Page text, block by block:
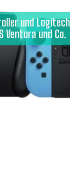
und
Ventura und Co.